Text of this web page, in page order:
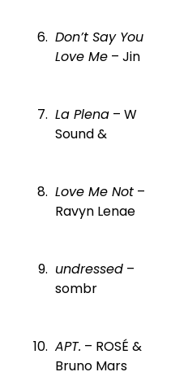
Don’t Say You
Love Me – Jin
La Plena – W
Sound &
Love Me Not –
Ravyn Lenae
undressed –
sombr
APT. – ROSÉ &
Bruno Mars